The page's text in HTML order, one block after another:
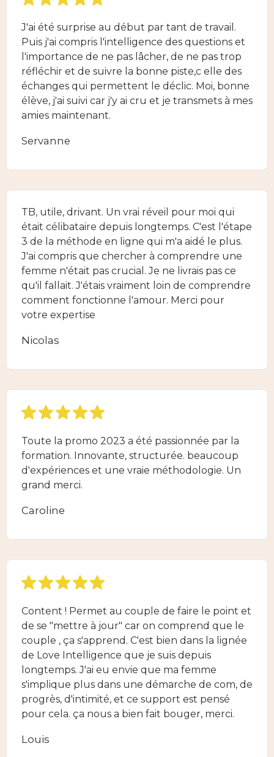
J'ai été surprise au début par tant de travail.
Puis j'ai compris l'intelligence des questions et
l'importance de ne pas lâcher, de ne pas trop
réfléchir et de suivre la bonne piste,c elle des
échanges qui permettent le déclic. Moi, bonne
élève, j'ai suivi car j'y ai cru et je transmets à mes
amies maintenant.
Servanne
TB, utile, drivant. Un vrai réveil pour moi qui
était célibataire depuis longtemps. C'est l'étape
3 de la méthode en ligne qui m'a aidé le plus.
J'ai compris que chercher à comprendre une
femme n'était pas crucial. Je ne livrais pas ce
qu'il fallait. J'étais vraiment loin de comprendre
comment fonctionne l'amour. Merci pour
votre expertise
Nicolas
Toute la promo 2023 a été passionnée par la
formation. Innovante, structurée. beaucoup
d'expériences et une vraie méthodologie. Un
grand merci.
Caroline
Content ! Permet au couple de faire le point et
de se "mettre à jour" car on comprend que le
couple , ça s'apprend. C'est bien dans la lignée
de Love Intelligence que je suis depuis
longtemps. J'ai eu envie que ma femme
s'implique plus dans une démarche de com, de
progrès, d'intimité, et ce support est pensé
pour cela. ça nous a bien fait bouger, merci.
Louis